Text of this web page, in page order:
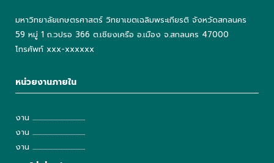
มหาวิทยาลัยเกษตรศาสตร์ วิทยาเขตเฉลิมพระเกียรติ จังหวัดสกลนคร
59 หมู่ 1 ถ.วปรอ 366 ต.เชียงเครือ อ.เมือง จ.สกลนคร 47000
โทรศัพท์ xxx-xxxxxx
หน่วยงานภายใน
งาน ...........................................
งาน ...........................................
งาน ...........................................